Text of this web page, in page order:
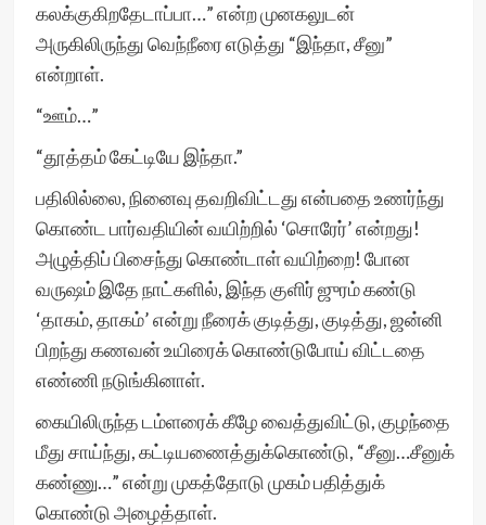
கலக்குகிறதேடாப்பா…” என்ற முனகலுடன்
அருகிலிருந்து வெந்நீரை எடுத்து “இந்தா, சீனு”
என்றாள்.
“ஊம்…”
“தூத்தம் கேட்டியே இந்தா.”
பதிலில்லை, நினைவு தவறிவிட்டது என்பதை உணர்ந்து
கொண்ட பார்வதியின் வயிற்றில் ‘சொரேர்’ என்றது!
அழுத்திப் பிசைந்து கொண்டாள் வயிற்றை! போன
வருஷம் இதே நாட்களில், இந்த குளிர் ஜுரம் கண்டு
‘தாகம், தாகம்’ என்று நீரைக் குடித்து, குடித்து, ஜன்னி
பிறந்து கணவன் உயிரைக் கொண்டுபோய் விட்டதை
எண்ணி நடுங்கினாள்.
கையிலிருந்த டம்ளரைக் கீழே வைத்துவிட்டு, குழந்தை
மீது சாய்ந்து, கட்டியணைத்துக்கொண்டு, “சீனு…சீனுக்
கண்ணு…” என்று முகத்தோடு முகம் பதித்துக்
கொண்டு அழைத்தாள்.